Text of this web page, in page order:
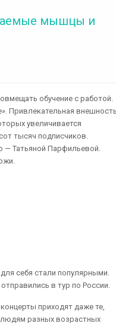
мышцы и
обучение с работой.
Привлекательная внешность
увеличивается
тысяч подписчиков.
— Татьяной Парфильевой.
себя стали популярными.
в тур по России.
приходят даже те,
людям разных возрастных